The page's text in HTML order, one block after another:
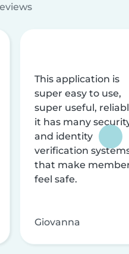
This application is
super easy to use,
super useful,
it has many
and identity
verification
that make
feel safe.
Giovanna